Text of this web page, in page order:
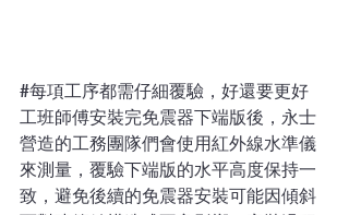
#每項工序都需仔細覆驗 ，好還要更好
工班師傅安裝完免震器下端版後，永士
營造的工務團隊們會使用紅外線水準儀
來測量，覆驗下端版的水平高度保持一
致，避免後續的免震器安裝可能因傾斜